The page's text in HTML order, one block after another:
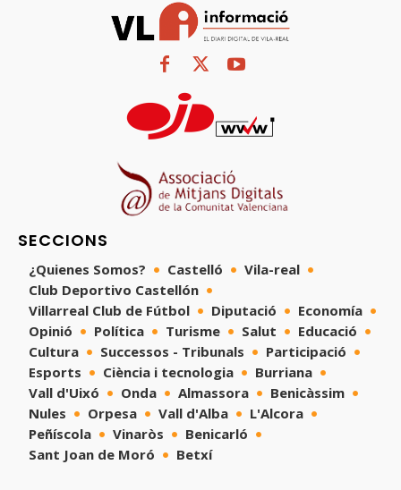
SECCIONS
¿Quienes Somos? Castelló
Vila-real
Club Deportivo Castellón
Villarreal Club de Fútbol
Diputació
Economía
Opinió
Política Turisme Salut
Educació
Cultura
Successos - Tribunals
Participació
Esports
Ciència i tecnologia
Burriana
Vall d'Uixó
Onda Almassora
Benicàssim
Nules
Orpesa Vall d'Alba
L'Alcora
Peñíscola
Vinaròs
Benicarló
Sant Joan de Moró
Betxí